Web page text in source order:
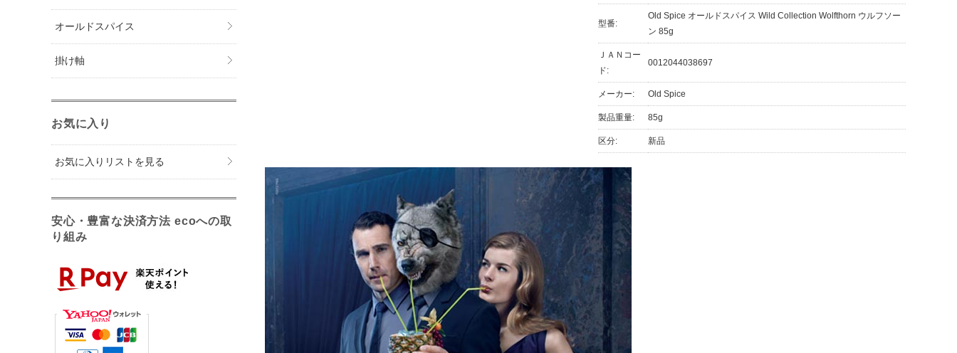
型番:
Old Spice オールドスパイス Wild Collection Wolfthorn ウルフソー
ン 85g
ＪＡＮコー
ド:
0012044038697
メーカー: Old Spice
製品重量: 85g
区分: 新品
オールドスパイス
掛け軸
お気に入り
お気に入りリストを見る
安心・豊富な決済方法 ecoへの取
り組み